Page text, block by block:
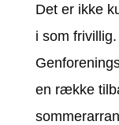
Det er ikke
i som
en række